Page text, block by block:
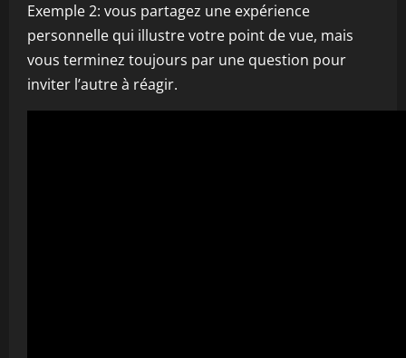
Exemple 2: vous partagez une expérience
personnelle qui illustre votre point de vue, mais
vous terminez toujours par une question pour
inviter l’autre à réagir.